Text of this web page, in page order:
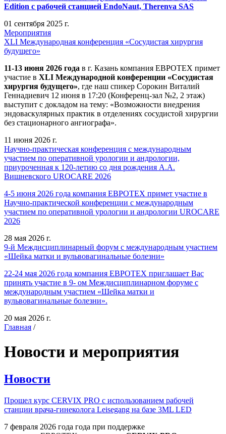
Edition с рабочей станцией EndoNaut, Therenva SAS
01 сентября 2025 г.
Мероприятия
XLI Международная конференция «Сосудистая хирургия
будущего»
11-13 июня 2026 года в г. Казань компания ЕВРОТЕХ примет
участие в XLI Международной конференции «Сосудистая
хирургия будущего», где наш спикер Сорокин Виталий
Геннадиевич 12 июня в 17:20 (Конференц-зал №2, 2 этаж)
выступит с докладом на тему: «Возможности внедрения
эндоваскулярных практик в отделениях сосудистой хирургии
без стационарного ангиографа».
11 июня 2026 г.
Научно-практическая конференция с международным
участием по оперативной урологии и андрологии,
приуроченная к 120-летию со дня рождения А.А.
Вишневского UROCARE 2026
4-5 июня 2026 года компания ЕВРОТЕХ примет участие в
Научно-практической конференции с международным
участием по оперативной урологии и андрологии UROCARE
2026
28 мая 2026 г.
9-й Междисциплинарный форум с международным участием
«Шейка матки и вульвовагинальные болезни»
22-24 мая 2026 года компания ЕВРОТЕХ приглашает Вас
принять участие в 9- ом Междисциплинарном форуме с
международным участием «Шейка матки и
вульвовагинальные болезни».
20 мая 2026 г.
Главная /
Новости и мероприятия
Новости
Прошел курс CERVIX PRO с использованием рабочей
станции врача-гинеколога Leisegang на базе 3ML LED
7 февраля 2026 года года при поддержке